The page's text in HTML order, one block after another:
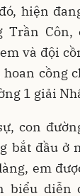
hiện
Trần
và đội
cồng
1 giải
con
bắt đầu ở
em
biểu diễn